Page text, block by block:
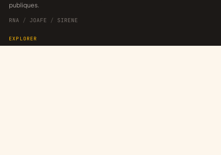
publiques.
RNA / JOAFE / SIRENE
EXPLORER